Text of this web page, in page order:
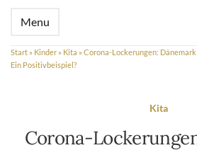
Menu
Start » Kinder » Kita » Corona-Lockerungen:
Ein Positivbeispiel?
Kita
Corona-